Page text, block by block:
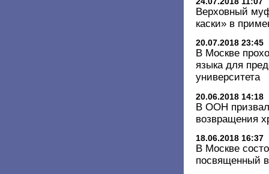
Верховный
каски» в
20.07.2018 23:45
В Москве
языка для
университета
20.06.2018 14:18
В ООН
возвращения
18.06.2018 16:37
В Москве
посвященный